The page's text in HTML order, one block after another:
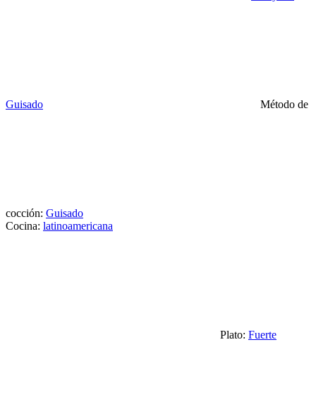
Guisado Método de
cocción: Guisado
Cocina: latinoamericana
Plato: Fuerte